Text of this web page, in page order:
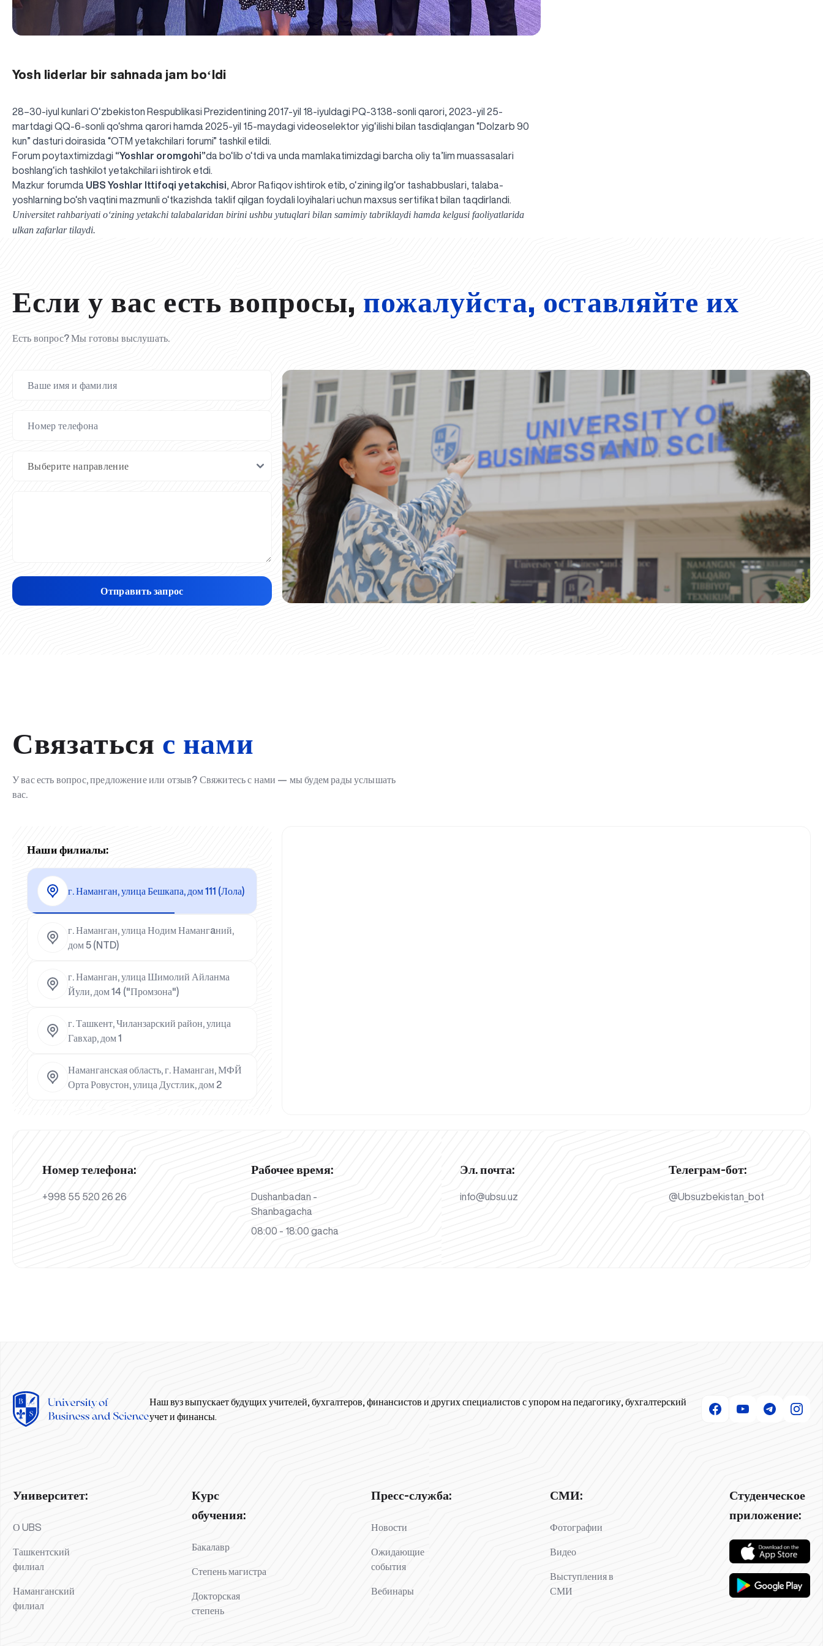
Yosh liderlar bir sahnada jam boʻldi
28–30-iyul kunlari O‘zbekiston Respublikasi Prezidentining 2017-yil 18-iyuldagi PQ-3138-sonli qarori, 2023-yil 25-
martdagi QQ-6-sonli qo‘shma qarori hamda 2025-yil 15-maydagi videoselektor yig‘ilishi bilan tasdiqlangan “Dolzarb 90
kun” dasturi doirasida “OTM yetakchilari forumi” tashkil etildi.
Forum poytaxtimizdagi “Yoshlar oromgohi”da bo‘lib o‘tdi va unda mamlakatimizdagi barcha oliy ta’lim muassasalari
boshlang‘ich tashkilot yetakchilari ishtirok etdi.
Mazkur forumda UBS Yoshlar Ittifoqi yetakchisi , Abror Rafiqov ishtirok etib, o‘zining ilg‘or tashabbuslari, talaba-
yoshlarning bo‘sh vaqtini mazmunli o‘tkazishda taklif qilgan foydali loyihalari uchun maxsus sertifikat bilan taqdirlandi.
Universitet rahbariyati o‘zining yetakchi talabalaridan birini ushbu yutuqlari bilan samimiy tabriklaydi hamda kelgusi faoliyatlarida
ulkan zafarlar tilaydi.
Если у вас есть вопросы, пожалуйста, оставляйте их
Есть вопрос? Мы готовы выслушать.
Отправить запрос
Связаться с нами
У вас есть вопрос, предложение или отзыв? Свяжитесь с нами — мы будем рады услышать
вас.
Наши филиалы:
г. Наманган, улица Бешкапа, дом 111 (Лола)
г. Наманган, улица Нодим Намангaний,
дом 5 (NTD)
г. Наманган, улица Шимолий Айланма
Йули, дом 14 ("Промзона")
г. Ташкент, Чиланзарский район, улица
Гавхар, дом 1
Наманганская область, г. Наманган, МФЙ
Орта Ровустон, улица Дустлик, дом 2
Номер телефона:
+998 55 520 26 26
Рабочее время:
Dushanbadan -
Shanbagacha
08:00 - 18:00 gacha
Эл. почта:
info@ubsu.uz
Телеграм-бот:
@Ubsuzbekistan_bot
Наш вуз выпускает будущих учителей, бухгалтеров, финансистов и других специалистов с упором на педагогику, бухгалтерский
учет и финансы.
Университет:
О UBS
Ташкентский
филиал
Наманганский
филиал
Курс
обучения:
Бакалавр
Степень магистра
Докторская
степень
Пресс-служба:
Новости
Ожидающие
события
Вебинары
СМИ:
Фотографии
Видео
Выступления в
СМИ
Студенческое
приложение: